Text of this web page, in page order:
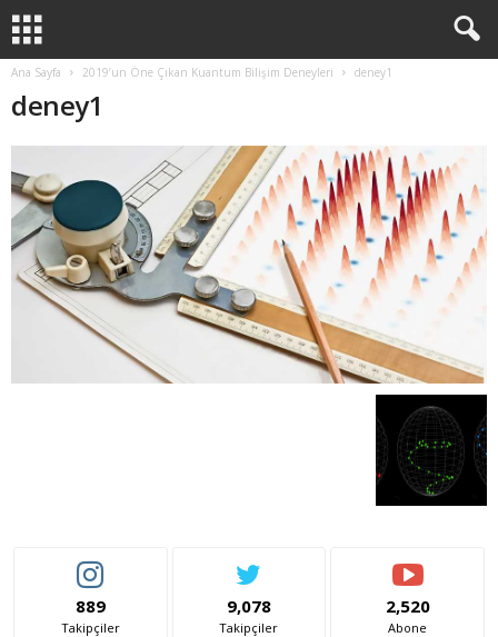
Ana Sayfa 2019’un Öne Çıkan Kuantum Bilişim Deneyleri deney1
deney1
889
Takipçiler
9,078
Takipçiler
2,520
Abone